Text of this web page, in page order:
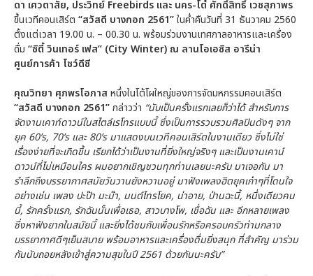
ดา เศวตาสัย, ประวิทย์ Freebirds และ นคร-โต๋ ศักดิ์สิทธิ์ เวชสุภาพร
ขึ้นเวทีคอนเสิร์ต “สวัสดี บางกอก 2561”ในค่ำคืนวันที่ 31 ธันวาคม 2560
ตั้งแต่เวลา 19.00 น. – 00.30 น. พร้อมร่วมงานเทศกาลอาหารและเครื่อง
ดื่ม “ซิตี้ วินเทอร์ เฟส” (City Winter) ณ ลานโอเอซิส อารีน่า
ศูนย์การค้า โชว์ดีซี
คุณวิทยา ศุภพรโอภาสหนึ่งในโต้โผใหญ่ของการจัดมหกรรมคอนเสิร์ต
“สวัสดี บางกอก 2561”กล่าวว่า “นับเป็นครั้งแรกเลยก็ว่าได้ สำหรับการ
จัดงานเคาท์ดาวน์ในสไตล์เรโทรแบบนี้ ซึ่งเป็นการรวบรวมศิลปินดังๆ จาก
ยุค 60’s, 70’s และ 80’sมาแสดงบนเวทีคอนเสิร์ตในงานเดียว ซึ่งไม่ใช่
เรื่องง่ายที่จะเกิดขึ้น เรียกได้ว่าเป็นงานที่ยิ่งใหญ่จริงๆ และเป็นงานเคาน์
ดาวน์ที่ไม่เหมือนใคร ผมอยากเชิญชวนทุกท่านเลยนะครับ มาเจอกัน มา
รำลึกถึงบรรยากาศสมัยวันวานยังหวานอยู่ มาฟังเพลงฮิตยุคเก๋าๆที่โดนใจ
อย่างเช่น เพลง ปะป๊า มะม๊า, มนต์ไทรโยค, น่าอาย, ป่านฉะนี้, หนึ่งเดียวคน
นี้, รักครั้งแรก, รักฉันนั้นเพื่อเธอ, สาวบางโพ, เชื่อฉัน และ อีกหลายเพลง
ซึ่งหาฟังยากในสมัยนี้ และยิ่งได้ชมกับเพื่อนรักหรือครอบครัวท่ามกลาง
บรรยากาศดีๆเย็นสบาย พร้อมอาหารและเครื่องดื่มยิ่งสนุก ที่สำคัญ มาร่วม
กันนับถอยหลังเข้าสู่ความสุขในปี 2561 ด้วยกันนะครับ”